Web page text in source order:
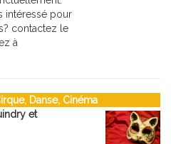
intéressé pour
contactez le
à
Danse, Cinéma
et